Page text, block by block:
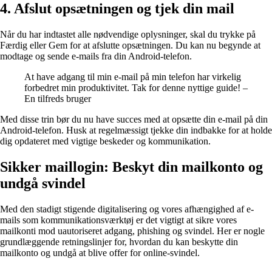
4. Afslut opsætningen og tjek din mail
Når du har indtastet alle nødvendige oplysninger, skal du trykke på
Færdig eller Gem for at afslutte opsætningen. Du kan nu begynde at
modtage og sende e-mails fra din Android-telefon.
At have adgang til min e-mail på min telefon har virkelig
forbedret min produktivitet. Tak for denne nyttige guide! –
En tilfreds bruger
Med disse trin bør du nu have succes med at opsætte din e-mail på din
Android-telefon. Husk at regelmæssigt tjekke din indbakke for at holde
dig opdateret med vigtige beskeder og kommunikation.
Sikker maillogin: Beskyt din mailkonto og
undgå svindel
Med den stadigt stigende digitalisering og vores afhængighed af e-
mails som kommunikationsværktøj er det vigtigt at sikre vores
mailkonti mod uautoriseret adgang, phishing og svindel. Her er nogle
grundlæggende retningslinjer for, hvordan du kan beskytte din
mailkonto og undgå at blive offer for online-svindel.